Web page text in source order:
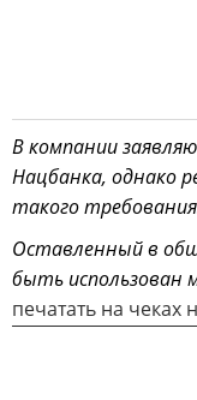
В компании
Нацбанка, однако
такого
Оставленный в
быть использован
печатать на чеках